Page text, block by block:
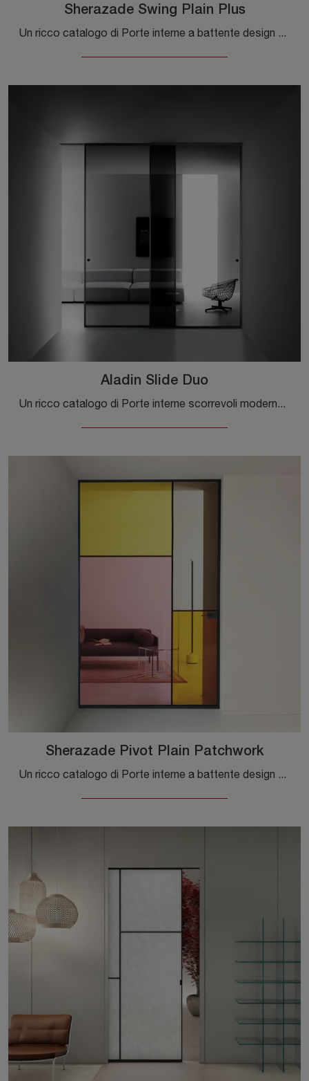
Sherazade Swing Plain Plus
Un ricco catalogo di Porte interne a battente design ti sta aspettando! Entra per scoprire la porta Sherazade Swing Plain Plus di Glas Italia.
Aladin Slide Duo
Un ricco catalogo di Porte interne scorrevoli moderne ti attende! Entra per scoprire la porta Aladin Slide Duo di Glas Italia.
Sherazade Pivot Plain Patchwork
Un ricco catalogo di Porte interne a battente design ti sta aspettando! Entra per scoprire la porta Sherazade Pivot Plain Patchwork di Glas Italia.